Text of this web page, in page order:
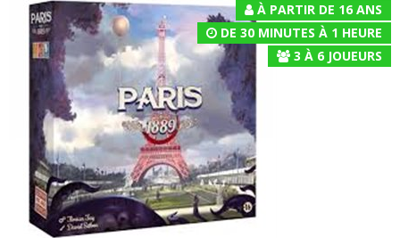
À PARTIR DE 16 ANS
DE 30 MINUTES À 1 HEURE
3 À 6 JOUEURS